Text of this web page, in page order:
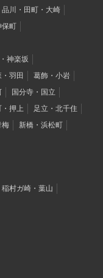
品川・田町・大崎
保町
神楽坂
羽田
葛飾・小岩
国分寺・国立
・押上
足立・北千住
梅
新橋・浜松町
稲村ガ崎・葉山